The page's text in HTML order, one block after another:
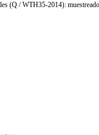
(Q / WTH35-2014):